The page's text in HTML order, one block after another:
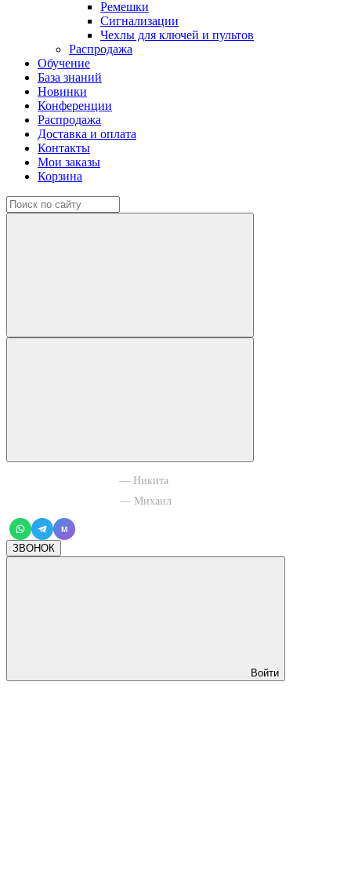
Ремешки
Сигнализации
Чехлы для ключей и пультов
Распродажа
Обучение
База знаний
Новинки
Конференции
Распродажа
Доставка и оплата
Контакты
Мои заказы
Корзина
— Никита
— Михаил
M
ЗВОНОК
Войти